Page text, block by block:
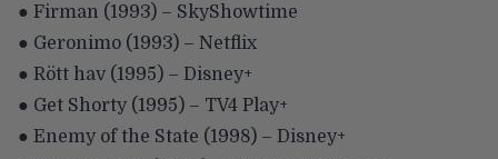
● Firman (1993) – SkyShowtime
● Geronimo (1993) – Netflix
● Rött hav (1995) – Disney+
● Get Shorty (1995) – TV4 Play+
● Enemy of the State (1998) – Disney+